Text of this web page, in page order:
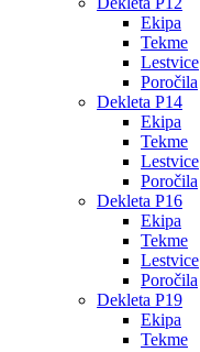
Ekipa
Tekme
Lestvice
Poročila
Dekleta P14
Ekipa
Tekme
Lestvice
Poročila
Dekleta P16
Ekipa
Tekme
Lestvice
Poročila
Dekleta P19
Ekipa
Tekme